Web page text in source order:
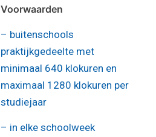
Voorwaarden
– buitenschools
praktijkgedeelte met
minimaal 640 klokuren en
maximaal 1280 klokuren per
studiejaar
– in elke schoolweek